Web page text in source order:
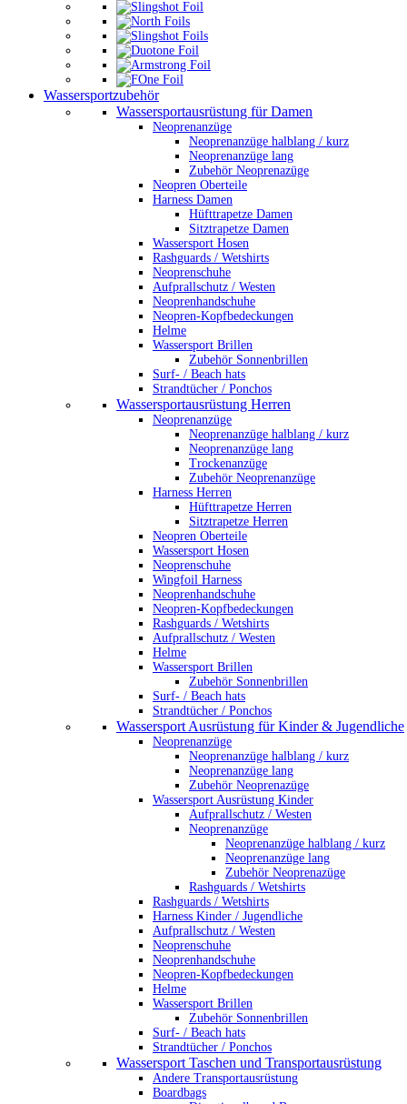
Wassersportzubehör
Wassersportausrüstung für Damen
Neoprenanzüge
Neoprenanzüge halblang / kurz
Neoprenanzüge lang
Zubehör Neoprenazüge
Neopren Oberteile
Harness Damen
Hüfttrapetze Damen
Sitztrapetze Damen
Wassersport Hosen
Rashguards / Wetshirts
Neoprenschuhe
Aufprallschutz / Westen
Neoprenhandschuhe
Neopren-Kopfbedeckungen
Helme
Wassersport Brillen
Zubehör Sonnenbrillen
Surf- / Beach hats
Strandtücher / Ponchos
Wassersportausrüstung Herren
Neoprenanzüge
Neoprenanzüge halblang / kurz
Neoprenanzüge lang
Trockenanzüge
Zubehör Neoprenanzüge
Harness Herren
Hüfttrapetze Herren
Sitztrapetze Herren
Neopren Oberteile
Wassersport Hosen
Neoprenschuhe
Wingfoil Harness
Neoprenhandschuhe
Neopren-Kopfbedeckungen
Rashguards / Wetshirts
Aufprallschutz / Westen
Helme
Wassersport Brillen
Zubehör Sonnenbrillen
Surf- / Beach hats
Strandtücher / Ponchos
Wassersport Ausrüstung für Kinder & Jugendliche
Neoprenanzüge
Neoprenanzüge halblang / kurz
Neoprenanzüge lang
Zubehör Neoprenazüge
Wassersport Ausrüstung Kinder
Aufprallschutz / Westen
Neoprenanzüge
Neoprenanzüge halblang / kurz
Neoprenanzüge lang
Zubehör Neoprenazüge
Rashguards / Wetshirts
Rashguards / Wetshirts
Harness Kinder / Jugendliche
Aufprallschutz / Westen
Neoprenschuhe
Neoprenhandschuhe
Neopren-Kopfbedeckungen
Helme
Wassersport Brillen
Zubehör Sonnenbrillen
Surf- / Beach hats
Strandtücher / Ponchos
Wassersport Taschen und Transportausrüstung
Andere Transportausrüstung
Boardbags